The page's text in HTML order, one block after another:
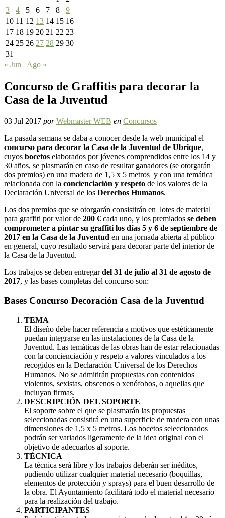
3
4 5 6 7 8
9
10 11 12 13 14 15 16
17 18 19 20 21 22 23
24 25 26 27 28 29 30
31
« Jun
Ago »
Concurso de Graffitis para decorar la
Casa de la Juventud
03 Jul 2017 por Webmaster WEB en Concursos
La pasada semana se daba a conocer desde la web municipal el
concurso para decorar la Casa de la Juventud de Ubrique,
cuyos bocetos elaborados por jóvenes comprendidos entre los 14 y
30 años, se plasmarán en caso de resultar ganadores (se otorgarán
dos premios) en una madera de 1,5 x 5 metros y con una temática
relacionada con la concienciación y respeto de los valores de la
Declaración Universal de los Derechos Humanos.
Los dos premios que se otorgarán consistirán en lotes de material
para graffiti por valor de 200 € cada uno, y los premiados se deben
comprometer a pintar su graffiti los días 5 y 6 de septiembre de
2017 en la Casa de la Juventud en una jornada abierta al público
en general, cuyo resultado servirá para decorar parte del interior de
la Casa de la Juventud.
Los trabajos se deben entregardel 31 de julio al 31 de agosto de
2017, y las bases completas del concurso son:
Bases Concurso Decoración Casa de la Juventud
TEMA
El diseño debe hacer referencia a motivos que estéticamente
puedan integrarse en las instalaciones de la Casa de la
Juventud. Las temáticas de las obras han de estar relacionadas
con la concienciación y respeto a valores vinculados a los
recogidos en la Declaración Universal de los Derechos
Humanos. No se admitirán propuestas con contenidos
violentos, sexistas, obscenos o xenófobos, o aquellas que
incluyan firmas.
DESCRIPCIÓN DEL SOPORTE
El soporte sobre el que se plasmarán las propuestas
seleccionadas consistirá en una superficie de madera con unas
dimensiones de 1,5 x 5 metros. Los bocetos seleccionados
podrán ser variados ligeramente de la idea original con el
objetivo de adecuarlos al soporte.
TÉCNICA
La técnica será libre y los trabajos deberán ser inéditos,
pudiendo utilizar cualquier material necesario (boquillas,
elementos de protección y sprays) para el buen desarrollo de
la obra. El Ayuntamiento facilitará todo el material necesario
para la realización del trabajo.
PARTICIPANTES